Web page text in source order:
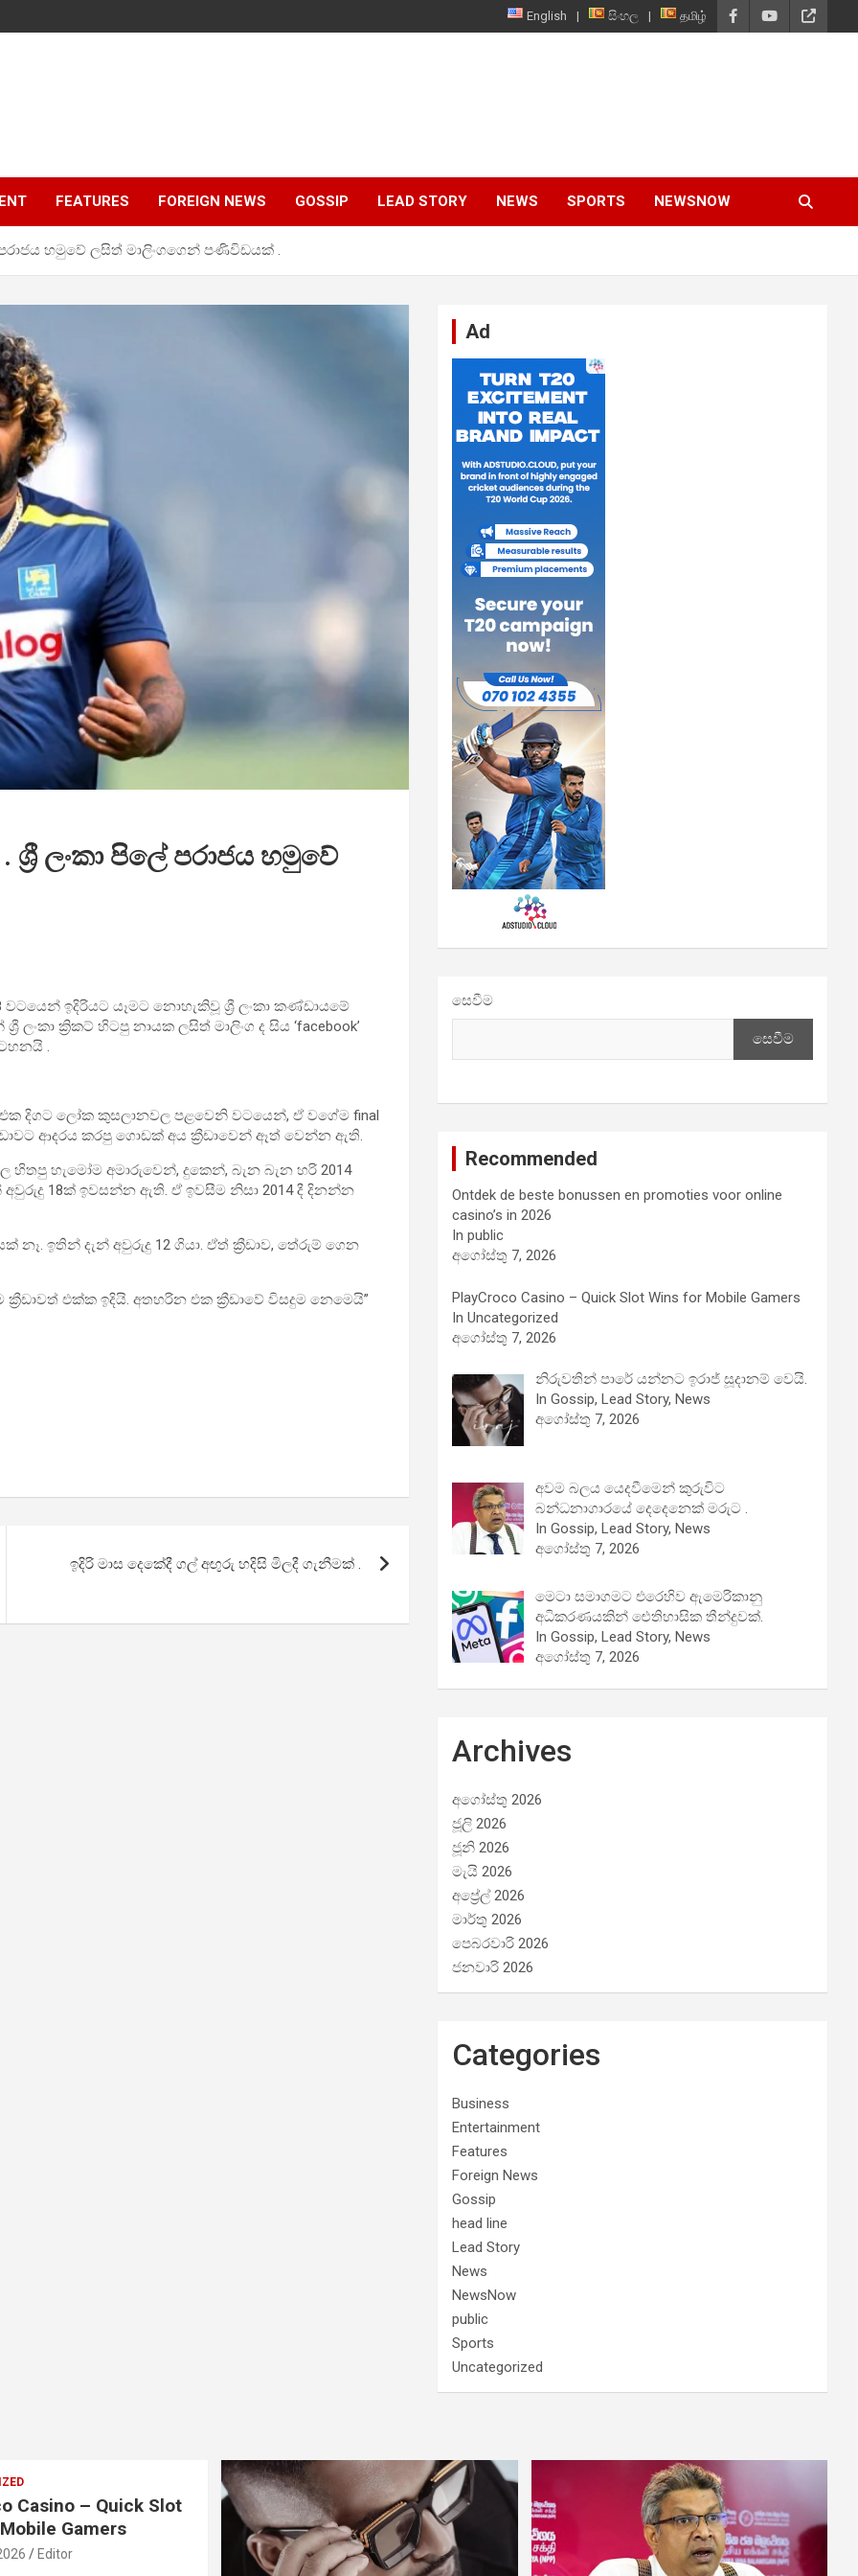
English සිංහල தமிழ்
FEATURES FOREIGN NEWS GOSSIP LEAD STORY NEWS SPORTS NEWSNOW
පරාජය හමුවේ ලසිත් මාලිංගගෙන් පණිවිඩයක් .
ලංකා පිලේ පරාජය හමුවේ
වටයෙන් ඉදිරියට යෑමට නොහැකිවූ ශ්‍රී ලංකා කණ්ඩායමේ
ක්‍රිකට් හිටපු නායක ලසිත් මාලිංග ද සිය ‘facebook’
.
එක දිගට ලෝක කුසලානවල පළවෙනි වටයෙන්, ඒ වගේම final
ආදරය කරපු ගොඩක් අය ක්‍රීඩාවෙන් ඈත් වෙන්න ඇති.
හැමෝම අමාරුවෙන්, දුකෙන්, බැන බැන හරි 2014
18ක් ඉවසන්න ඇති. ඒ ඉවසීම නිසා 2014 දී දිනන්න
ඉතින් දැන් අවුරුදු 12 ගියා. ඒත් ක්‍රීඩාව, තේරුම් ගෙන
එක්ක ඉදියි. අතහරින එක ක්‍රීඩාවේ විසදුම නෙමෙයි”
ඉදිරි මාස දෙකේදී ගල් අඟුරු හදිසි මිලදී ගැනීමක් .
Ad
සෙවීම
සෙවීම
Recommended
Ontdek de beste bonussen en promoties voor online
casino’s in 2026
In public
අගෝස්තු 7, 2026
PlayCroco Casino – Quick Slot Wins for Mobile Gamers
In Uncategorized
අගෝස්තු 7, 2026
නිරුවතින් පාරේ යන්නට ඉරාජ් සූදානම් වෙයි.
In Gossip, Lead Story, News
අගෝස්තු 7, 2026
අවම බලය යෙදවීමෙන් කුරුවිට
බන්ධනාගාරයේ දෙදෙනෙක් මරුට .
In Gossip, Lead Story, News
අගෝස්තු 7, 2026
මෙටා සමාගමට එරෙහිව ඇමෙරිකානු
අධිකරණයකින් ඓතිහාසික තීන්දුවක්.
In Gossip, Lead Story, News
අගෝස්තු 7, 2026
Archives
අගෝස්තු 2026
ජූලි 2026
ජූනි 2026
මැයි 2026
අප්‍රේල් 2026
මාර්තු 2026
පෙබරවාරි 2026
ජනවාරි 2026
Categories
Business
Entertainment
Features
Foreign News
Gossip
head line
Lead Story
News
NewsNow
public
Sports
Uncategorized
Casino – Quick Slot
Gamers
Editor